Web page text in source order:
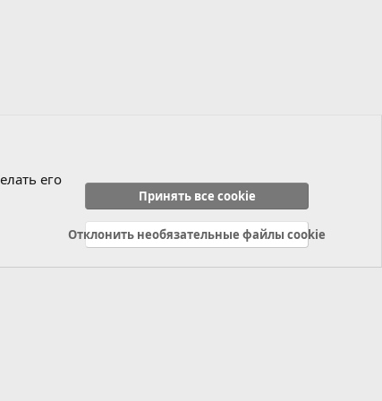
конфиденциальности Справка Главная
R
его
Принять все cookie
Отклонить необязательные файлы cookie